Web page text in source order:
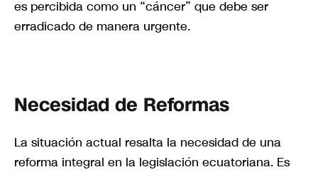
es percibida como un “cáncer” que debe ser
erradicado de manera urgente.
Necesidad de Reformas
La situación actual resalta la necesidad de una
reforma integral en la legislación ecuatoriana. Es